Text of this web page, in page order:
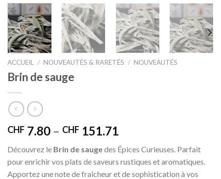
ACCUEIL / NOUVEAUTÉS & RARETÉS / NOUVEAUTÉS
Brin de sauge
CHF 7.80 – CHF 151.71
Découvrez le Brin de saugedes Épices Curieuses. Parfait
pour enrichir vos plats de saveurs rustiques et aromatiques.
Apportez une note de fraîcheur et de sophistication à vos